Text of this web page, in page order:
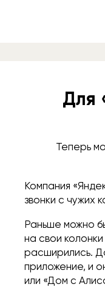
Для
Теперь
Компания
звонки с чужих
Раньше можно
на свои
расширились.
приложение, и
или «Дом с